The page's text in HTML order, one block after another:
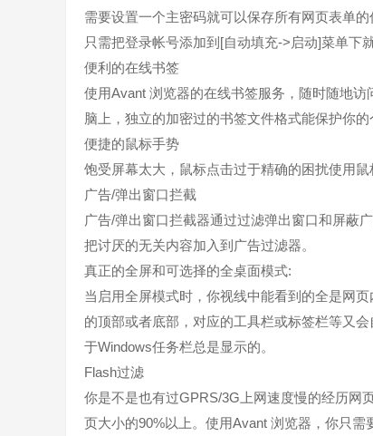
需要设置一个主密码就可以保存所有网页表单
只需把登录帐号添加到[自动填充->启动]菜单下
便利的在线书签
使用Avant 浏览器的在线书签服务，随时随地
脑上，独立的加密过的书签文件格式能保护你的
便捷的鼠标手势
饱受屏幕太大，鼠标点击过于精确的困扰使用鼠
广告/弹出窗口拦截
广告/弹出窗口拦截器通过过滤弹出窗口和屏蔽
把讨厌的无关内容加入到广告过滤器。
真正的全屏和可选择的全桌面模式:
当启用全屏模式时，你视线中能看到的全是网
的顶部或者底部，对应的工具栏或标签栏等又
于Windows任务栏总是显示的。
Flash过滤
你是不是也有过GPRS/3G上网速度慢的经历网
页大小的90%以上。使用Avant 浏览器，你只